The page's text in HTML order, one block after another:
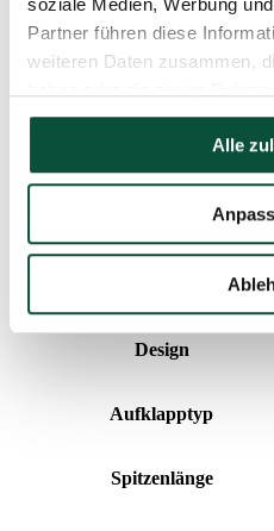
soziale Medien, Werbung
Partner führen diese
weiteren Daten zusammen,
gesammelt haben.
Alle
Anzahl der 3D-Zweige
Breite
Anzahl der PVC-Zweige
Prozentualer Anteil 3D/
Design
Aufklapptyp
Spitzenlänge